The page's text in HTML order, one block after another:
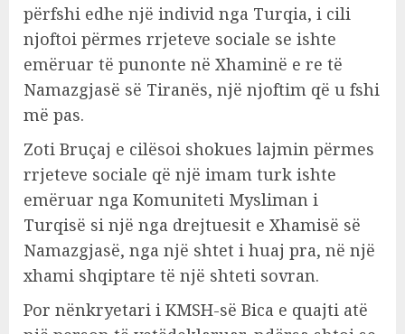
përfshi edhe një individ nga Turqia, i cili
njoftoi përmes rrjeteve sociale se ishte
emëruar të punonte në Xhaminë e re të
Namazgjasë së Tiranës, një njoftim që u fshi
më pas.
Zoti Bruçaj e cilësoi shokues lajmin përmes
rrjeteve sociale që një imam turk ishte
emëruar nga Komuniteti Mysliman i
Turqisë si një nga drejtuesit e Xhamisë së
Namazgjasë, nga një shtet i huaj pra, në një
xhami shqiptare të një shteti sovran.
Por nënkryetari i KMSH-së Bica e quajti atë